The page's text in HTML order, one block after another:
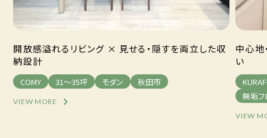
開放感溢れるリビング × 見せる・隠すを両立した収
納設計
COMY 31～35坪 モダン 秋田市
VIEW MORE
中心地
い
無垢フ
VIEW